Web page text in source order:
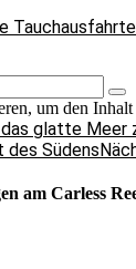
um den
glatte Meer
des Südens
am Carless